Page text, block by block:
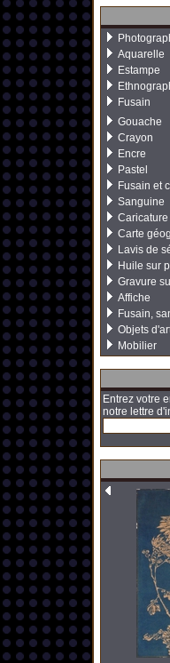
Aquarelle
Estampe
Fusain
Gouache
Crayon
Encre
Pastel
Fusain et
Sanguine
Caricature
Carte
Lavis de
Huile sur
Gravure
Affiche
Fusain,
Objets
Mobilier
Entrez votre
notre lettre